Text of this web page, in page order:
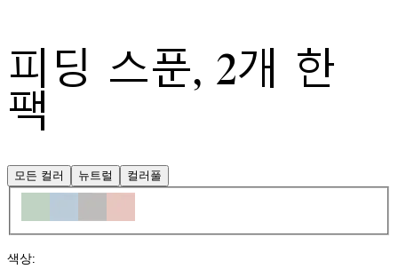
피딩 스푼, 2개 한
팩
모든 컬러 뉴트럴 컬러풀
색상: